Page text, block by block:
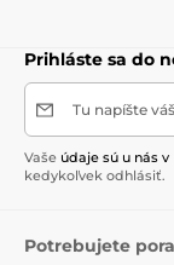
Prihláste sa do
Tu napíšte
Vaše údaje sú u nás
kedykoľvek odhlásiť.
Potrebujete